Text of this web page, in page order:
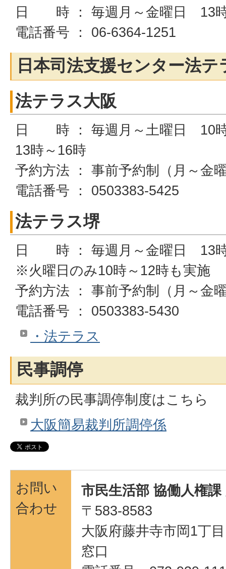
日 時 ： 毎週月～金曜日 13
電話番号 ： 06-6364-1251
日本司法支援センター法テ
法テラス大阪
日 時 ： 毎週月～土曜日 10
13時～16時
予約方法 ： 事前予約制（月～金
電話番号 ： 0503383-5425
法テラス堺
日 時 ： 毎週月～金曜日 13
※火曜日のみ10時～12時も実施
予約方法 ： 事前予約制（月～金
電話番号 ： 0503383-5430
・法テラス
民事調停
裁判所の民事調停制度はこちら
大阪簡易裁判所調停係
お問い
合わせ
市民生活部 協働人権
〒583-8583
大阪府藤井寺市岡1丁
窓口